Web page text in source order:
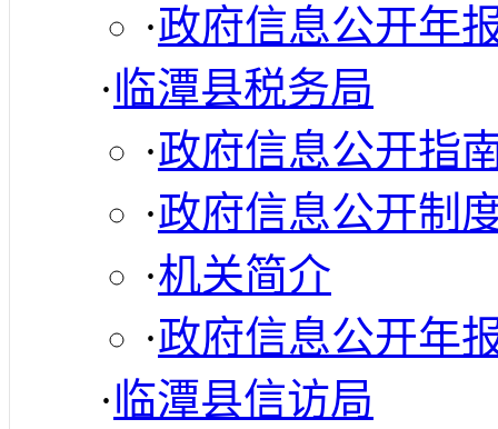
·政府信息公开年
·临潭县税务局
·政府信息公开指
·政府信息公开制
·机关简介
·政府信息公开年
·临潭县信访局